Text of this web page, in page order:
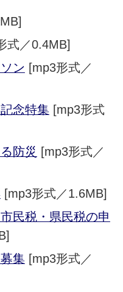
式／0.4MB]
ン [mp3形式／
念特集 [mp3形式
防災 [mp3形式／
[mp3形式／1.6MB]
民税・県民税の申
集 [mp3形式／